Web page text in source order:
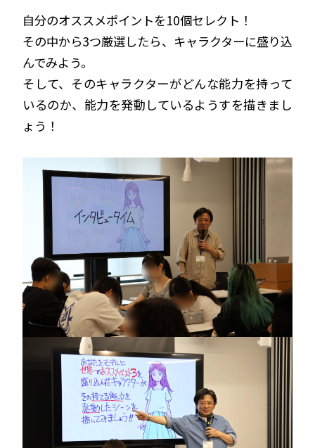
自分のオススメポイントを10個セレクト！
その中から3つ厳選したら、キャラクターに盛り込
んでみよう。
そして、そのキャラクターがどんな能力を持って
いるのか、能力を発動しているようすを描きまし
ょう！